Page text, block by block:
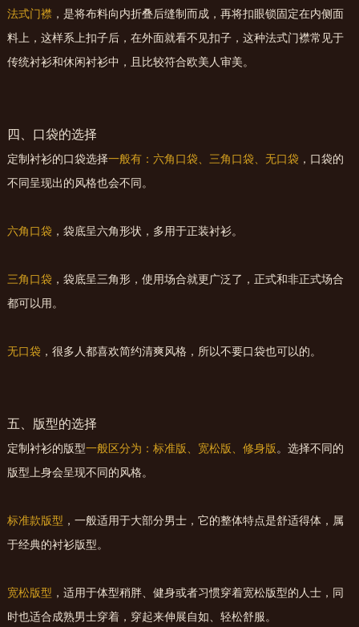
法式门襟，是将布料向内折叠后缝制而成，再将扣眼锁固定在内侧面
料上，这样系上扣子后，在外面就看不见扣子，这种法式门襟常见于
传统衬衫和休闲衬衫中，且比较符合欧美人审美。
四、口袋的选择
定制衬衫的口袋选择一般有：六角口袋、三角口袋、无口袋，口袋的
不同呈现出的风格也会不同。
六角口袋，袋底呈六角形状，多用于正装衬衫。
三角口袋，袋底呈三角形，使用场合就更广泛了，正式和非正式场合
都可以用。
无口袋，很多人都喜欢简约清爽风格，所以不要口袋也可以的。
五、版型的选择
定制衬衫的版型一般区分为：标准版、宽松版、修身版 。选择不同的
版型上身会呈现不同的风格。
标准款版型 ，一般适用于大部分男士，它的整体特点是舒适得体，属
于经典的衬衫版型。
宽松版型 ，适用于体型稍胖、健身或者习惯穿着宽松版型的人士，同
时也适合成熟男士穿着，穿起来伸展自如、轻松舒服。